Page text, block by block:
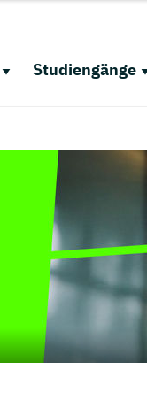
Studiengänge